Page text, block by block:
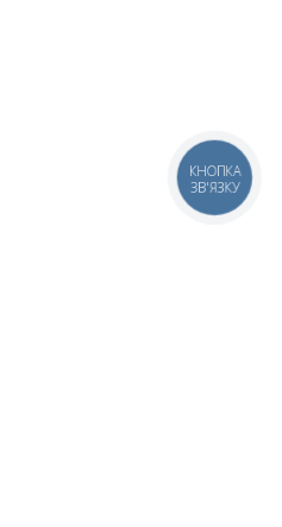
КНОПКА
ЗВ'ЯЗКУ